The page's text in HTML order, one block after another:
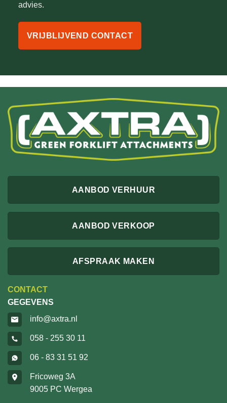
advies.
VRIJBLIJVEND CONTACT
AANBOD VERHUUR
AANBOD VERKOOP
AFSPRAAK MAKEN
CONTACT
GEGEVENS
info@axtra.nl
058 - 255 30 11
06 - 83 31 51 92
Fricoweg 3A
9005 PC Wergea